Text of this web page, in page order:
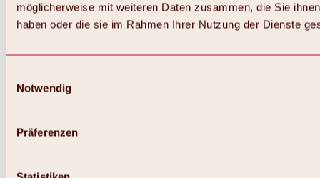
möglicherweise mit weiteren Daten zusammen, die Sie
haben oder die sie im Rahmen Ihrer Nutzung der Dienste
Notwendig
Präferenzen